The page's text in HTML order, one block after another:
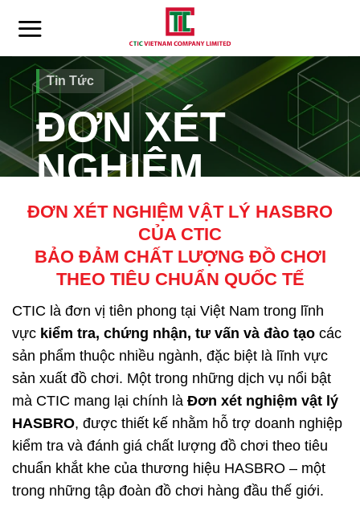
content
Tin Tức
ĐƠN XÉT
NGHIỆM
VẬT LÝ
HASBRO
ĐƠN XÉT NGHIỆM VẬT LÝ HASBRO
CỦA CTIC
BẢO ĐẢM CHẤT LƯỢNG ĐỒ CHƠI
THEO TIÊU CHUẨN QUỐC TẾ
CTIC là đơn vị tiên phong tại Việt Nam trong lĩnh
vực kiểm tra, chứng nhận, tư vấn và đào tạo các
sản phẩm thuộc nhiều ngành, đặc biệt là lĩnh vực
sản xuất đồ chơi. Một trong những dịch vụ nổi bật
mà CTIC mang lại chính là Đơn xét nghiệm vật lý
HASBRO, được thiết kế nhằm hỗ trợ doanh nghiệp
kiểm tra và đánh giá chất lượng đồ chơi theo tiêu
chuẩn khắt khe của thương hiệu HASBRO – một
trong những tập đoàn đồ chơi hàng đầu thế giới.